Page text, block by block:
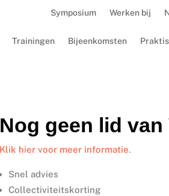
Symposium Werken bij
Trainingen Bijeenkomsten
Nog geen lid van
Klik hier voor meer informatie.
Snel advies
Collectiviteitskorting